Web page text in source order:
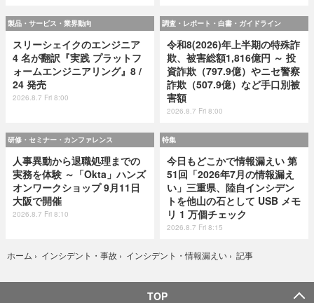
製品・サービス・業界動向
スリーシェイクのエンジニア
4 名が翻訳『実践 プラットフ
ォームエンジニアリング』8 /
24 発売
2026.8.7 Fri 8:00
調査・レポート・白書・ガイドライン
令和8(2026)年上半期の特殊詐
欺、被害総額1,816億円 ～ 投
資詐欺（797.9億）やニセ警察
詐欺（507.9億）など手口別被
害額
2026.8.7 Fri 8:00
研修・セミナー・カンファレンス
人事異動から退職処理までの
実務を体験 ～「Okta」ハンズ
オンワークショップ 9月11日
大阪で開催
2026.8.7 Fri 8:10
特集
今日もどこかで情報漏えい 第
51回「2026年7月の情報漏え
い」三重県、陸自インシデン
トを他山の石として USB メモ
リ 1 万個チェック
2026.8.7 Fri 8:15
ホーム › インシデント・事故 › インシデント・情報漏えい › 記事
TOP